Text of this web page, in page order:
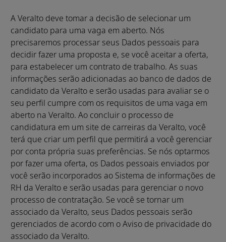
A Veralto deve tomar a decisão de selecionar um
candidato para uma vaga em aberto. Nós
precisaremos processar seus Dados pessoais para
decidir fazer uma proposta e, se você aceitar a oferta,
para estabelecer um contrato de trabalho. As suas
informações serão adicionadas ao banco de dados de
candidato da Veralto e serão usadas para avaliar se o
seu perfil cumpre com os requisitos de uma vaga em
aberto na Veralto. Ao concluir o processo de
candidatura em um site de carreiras da Veralto, você
terá que criar um perfil que permitirá a você gerenciar
por conta própria suas preferências. Se nós optarmos
por fazer uma oferta, os Dados pessoais enviados por
você serão incorporados ao Sistema de informações de
RH da Veralto e serão usadas para gerenciar o novo
processo de contratação. Se você se tornar um
associado da Veralto, seus Dados pessoais serão
gerenciados de acordo com o Aviso de privacidade do
associado da Veralto.